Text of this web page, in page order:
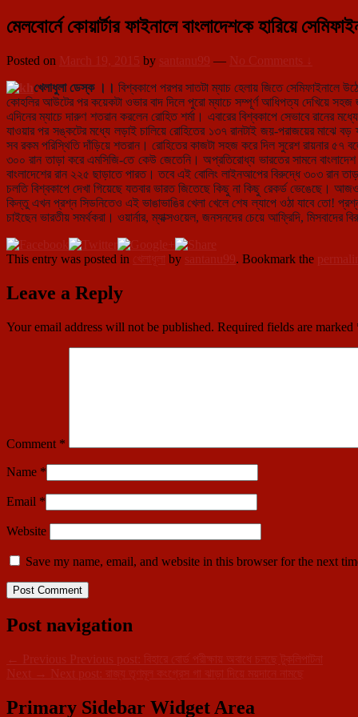
মেলবোর্নে কোয়ার্টার ফাইনালে বাংলাদেশকে হারিয়ে
Posted on March 19, 2015 by santanu99 — No Comments ↓
খেলাধুলা ডেস্ক ।। বিশ্বকাপে পরপর সাতটা ম্যাচ হেলায় জিতে সেমিফাইনালে
কোহলির আউটের পর কয়েকটা ওভার বাদ দিলে পুরো ম্যাচে সম্পূর্ণ আধিপত্য দেখিয়ে সহজ
এদিনের ম্যাচে দারুণ শতরান করলেন রোহিত শর্মা। এবারের বিশ্বকাপে সেভাবে রানের
যাওয়ার পর সঙ্কটের মধ্যে লড়াই চালিয়ে রোহিতের ১৩৭ রানটাই জয়-পরাজয়ের মাঝে
সব রকম পরিস্থিতি দাঁড়িয়ে শতরান। রোহিতের কাজটা সহজ করে দিল সুরেশ রায়নার ৫৭
৩০০ রান তাড়া করে এমসিজি-তে কেউ জেতেনি। অপ্রতিরোধ্য ভারতের সামনে
বাংলাদেশের রান ২২৫ ছাড়াতে পারত। তবে এই বোলিং লাইনআপের বিরুদ্ধে ৩০৩ রান
চলতি বিশ্বকাপে দেখা গিয়েছে যতবার ভারত জিতেছে কিছু না কিছু রেকর্ড ভেঙেছে।
কিন্তু এখন প্রশ্ন সিডনিতেও এই ভাঙাভাঙির খেলা খেলে শেষ ল্যাপে ওঠা যাবে তো!
চাইছেন ভারতীয় সমর্থকরা। ওয়ার্নার, ম্যাক্সওয়েল, জনসনদের চেয়ে আফ্রিদি, মিসবাদের
This entry was posted in খেলাধূলা by santanu99. Bookmark the
Leave a Reply
Your email address will not be published. Required fields are marked
Comment *
Name *
Email *
Website
Save my name, email, and website in this browser for the next
Post navigation
← Previous Previous post:
বিহারে বোর্ড পরীক্ষায় অবাধে চলছে টুকলিপাটনা
Next → Next post: রাজ্য তৃণমূল কংগ্রেস গা ঝাড়া দিয়ে ময়দানে নামছে
Primary Sidebar Widget Area